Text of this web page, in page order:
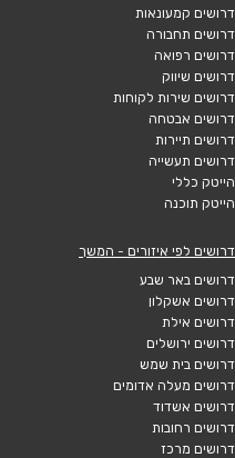
דרושים קמעונאות
דרושים תחבורה
דרושים רפואה
דרושים שיווק
דרושים שירות לקוחות
דרושים אבטחה
דרושים תיירות
דרושים תעשייה
הייטק כללי
הייטק תוכנה
דרושים לפי איזורים - המשך
דרושים באר שבע
דרושים אשקלון
דרושים אילת
דרושים ירושלים
דרושים בית שמש
דרושים מעלה אדומים
דרושים אשדוד
דרושים רחובות
דרושים מרכז